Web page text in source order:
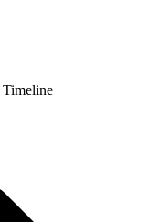
Timeline